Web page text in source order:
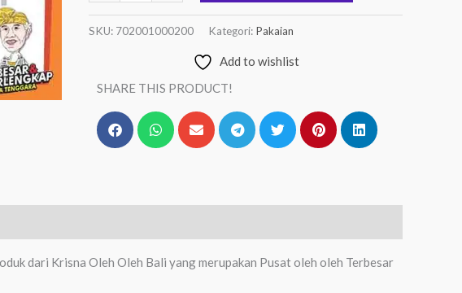
SKU: 702001000200 Kategori: Pakaian
Add to wishlist
SHARE THIS PRODUCT!
dari Krisna Oleh Oleh Bali yang merupakan Pusat oleh oleh Terbesar